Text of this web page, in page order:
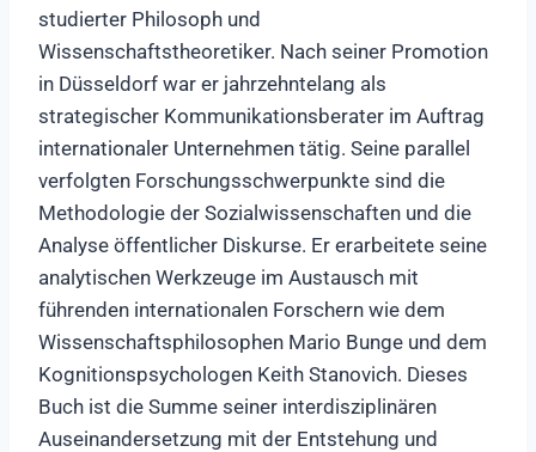
studierter Philosoph und
Wissenschaftstheoretiker. Nach seiner Promotion
in Düsseldorf war er jahrzehntelang als
strategischer Kommunikationsberater im Auftrag
internationaler Unternehmen tätig. Seine parallel
verfolgten Forschungsschwerpunkte sind die
Methodologie der Sozialwissenschaften und die
Analyse öffentlicher Diskurse. Er erarbeitete seine
analytischen Werkzeuge im Austausch mit
führenden internationalen Forschern wie dem
Wissenschaftsphilosophen Mario Bunge und dem
Kognitionspsychologen Keith Stanovich. Dieses
Buch ist die Summe seiner interdisziplinären
Auseinandersetzung mit der Entstehung und